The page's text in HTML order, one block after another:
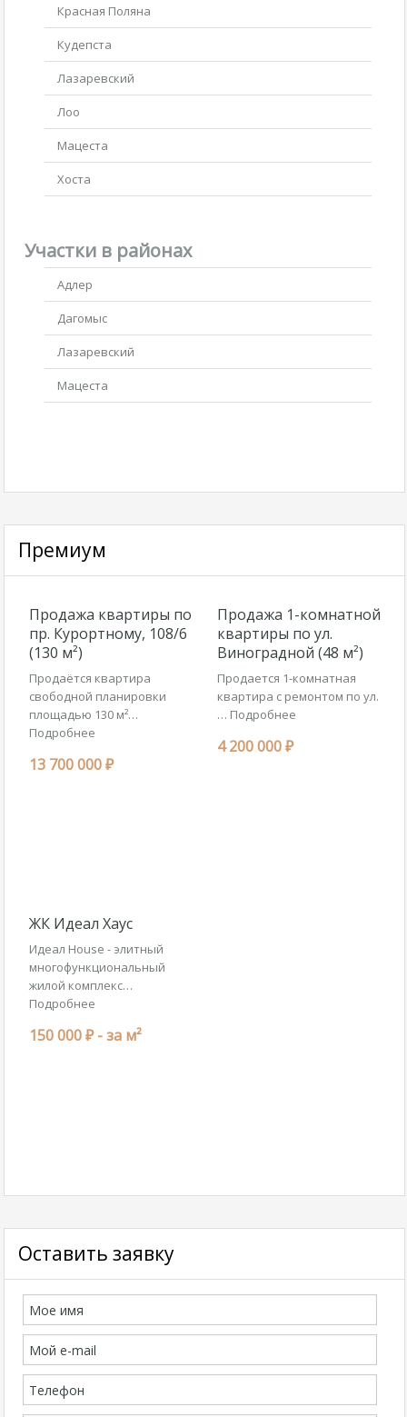
Красная Поляна
Кудепста
Лазаревский
Лоо
Мацеста
Хоста
Участки в районах
Адлер
Дагомыс
Лазаревский
Мацеста
Премиум
Продажа квартиры по
пр. Курортному, 108/6
(130 м²)
Продаётся квартира
свободной планировки
площадью 130 м²…
Подробнее
13 700 000 ₽
Продажа 1-комнатной
квартиры по ул.
Виноградной (48 м²)
Продается 1-комнатная
квартира с ремонтом по ул.
… Подробнее
4 200 000 ₽
ЖК Идеал Хаус
Идеал House - элитный
многофункциональный
жилой комплекс…
Подробнее
150 000 ₽ -за м²
Оставить заявку